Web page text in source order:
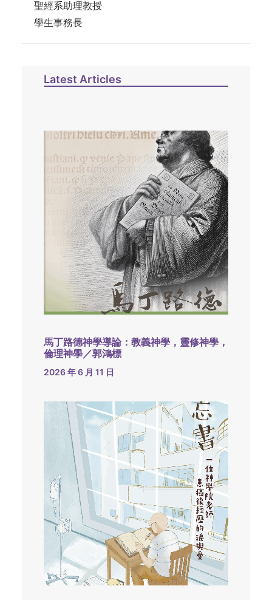
聖經系助理教授
學生事務長
Latest Articles
馬丁路德神學導論：教義神學，靈修神學，
倫理神學／郭鴻標
2026 年 6 月 11 日